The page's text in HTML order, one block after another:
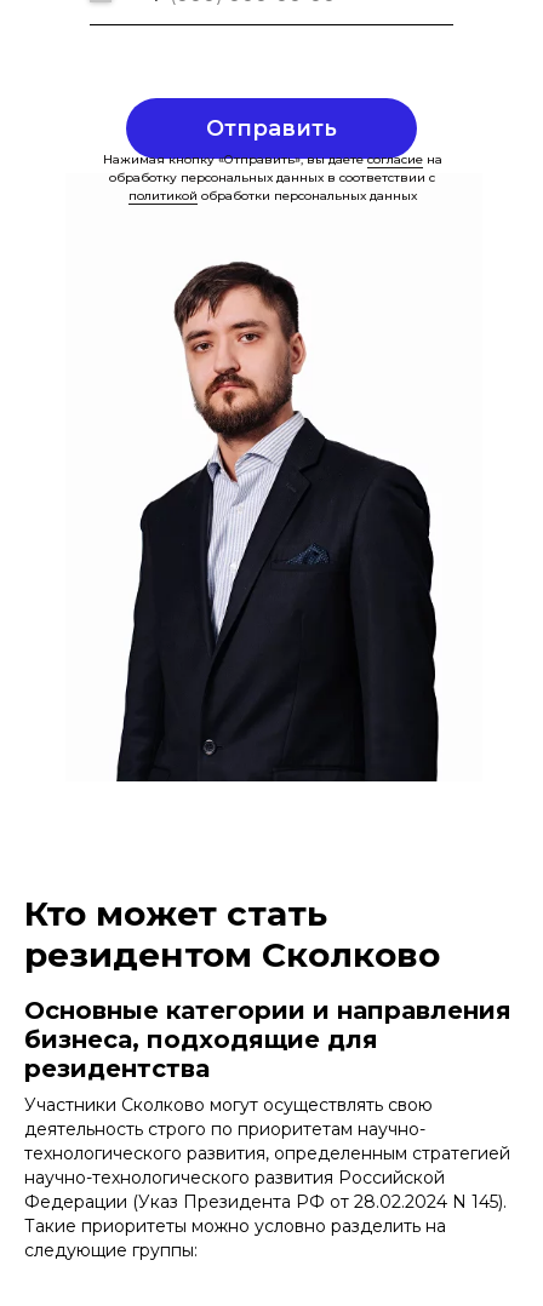
Отправить
Нажимая кнопку «Отправить», вы даетесогласиена
обработку персональных данных в соответствии с
политикой обработки персональных данных
Кто может стать
резидентом Сколково
Основные категории и направления
бизнеса, подходящие для
резидентства
Участники Сколково могут осуществлять свою
деятельность строго по приоритетам научно-
технологического развития, определенным стратегией
научно-технологического развития Российской
Федерации (Указ Президента РФ от 28.02.2024 N 145).
Такие приоритеты можно условно разделить на
следующие группы: